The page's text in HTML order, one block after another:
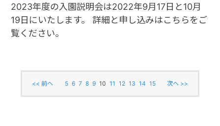
2023年度の入園説明会は2022年9月17日と10月
19日にいたします。 詳細と申し込みはこちらをご
覧ください。
<< 前へ 5 6 7 8 9 10 11 12 13 14 15 次へ >>